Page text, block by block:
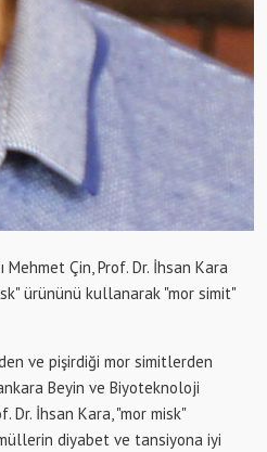
Mehmet Çin, Prof. Dr. İhsan Kara
ürününü kullanarak "mor simit"
ve pişirdiği mor simitlerden
Beyin ve Biyoteknoloji
Dr. İhsan Kara, "mor misk"
diyabet ve tansiyona iyi